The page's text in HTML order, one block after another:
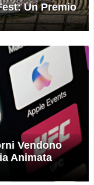
Un Premio
Vendono
Animata